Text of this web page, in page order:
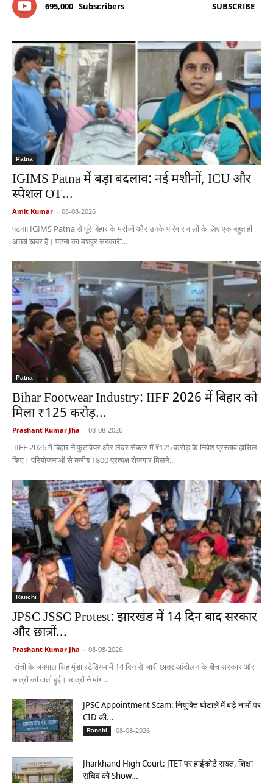
695,000 Subscribers SUBSCRIBE
Patna
IGIMS Patna में बड़ा बदलाव: नई मशीनों, ICU और
स्पेशल OT...
Amit Kumar - 08-08-2026
पटना: IGIMS Patna से पूरे बिहार के मरीजों और उनके परिवार वालों के लिए एक बहुत ही
अच्छी खबर है। पटना का मशहूर सरकारी...
Patna
Bihar Footwear Industry: IIFF 2026 में बिहार को
मिला ₹125 करोड़...
Prashant Kumar Jha - 08-08-2026
IIFF 2026 में बिहार ने फुटवियर और लेदर सेक्टर में ₹125 करोड़ के निवेश प्रस्ताव हासिल
किए। परियोजनाओं से करीब 1800 प्रत्यक्ष रोजगार मिलने...
Ranchi
JPSC JSSC Protest: झारखंड में 14 दिन बाद सरकार
और छात्रों...
Prashant Kumar Jha - 08-08-2026
रांची के जयपाल सिंह मुंडा स्टेडियम में 14 दिन से जारी छात्र आंदोलन के बीच सरकार और
छात्रों की वार्ता हुई। छात्रों ने मांग...
JPSC Appointment Scam: नियुक्ति घोटाले में बड़े नामों पर
CID की...
Ranchi 08-08-2026
Jharkhand High Court: JTET पर हाईकोर्ट सख्त, शिक्षा
सचिव को Show...